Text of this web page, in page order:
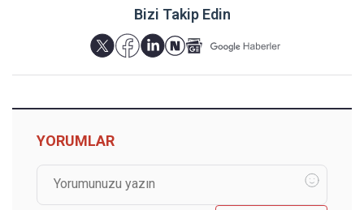
Bizi Takip Edin
YORUMLAR